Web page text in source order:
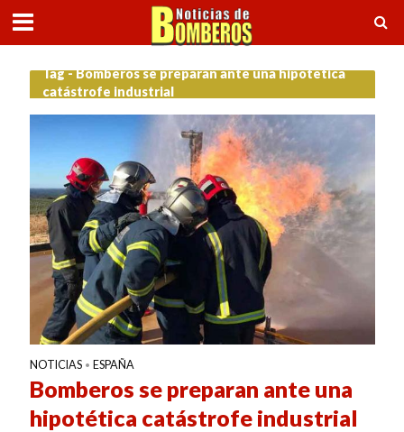
Tag - Bomberos se preparan ante una hipotética
catástrofe industrial
NOTICIAS • ESPAÑA
Bomberos se preparan ante una
hipotética catástrofe industrial